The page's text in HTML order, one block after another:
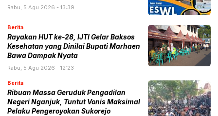
Rabu, 5 Agu 2026 - 13:39
Berita
Rayakan HUT ke-28, IJTI Gelar Baksos
Kesehatan yang Dinilai Bupati Marhaen
Bawa Dampak Nyata
Rabu, 5 Agu 2026 - 12:23
Berita
Ribuan Massa Geruduk Pengadilan
Negeri Nganjuk, Tuntut Vonis Maksimal
Pelaku Pengeroyokan Sukorejo